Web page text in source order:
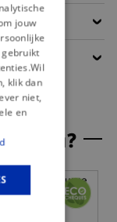
jou?
jouw
klik dan
niet,
en